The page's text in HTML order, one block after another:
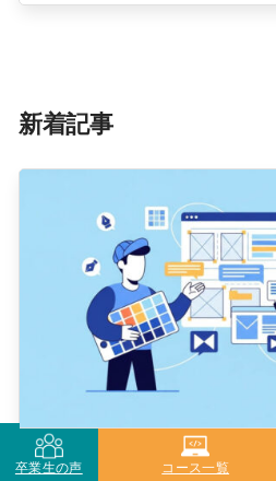
卒業生の声 コース一覧
新着記事
WebデザイナーはAIで